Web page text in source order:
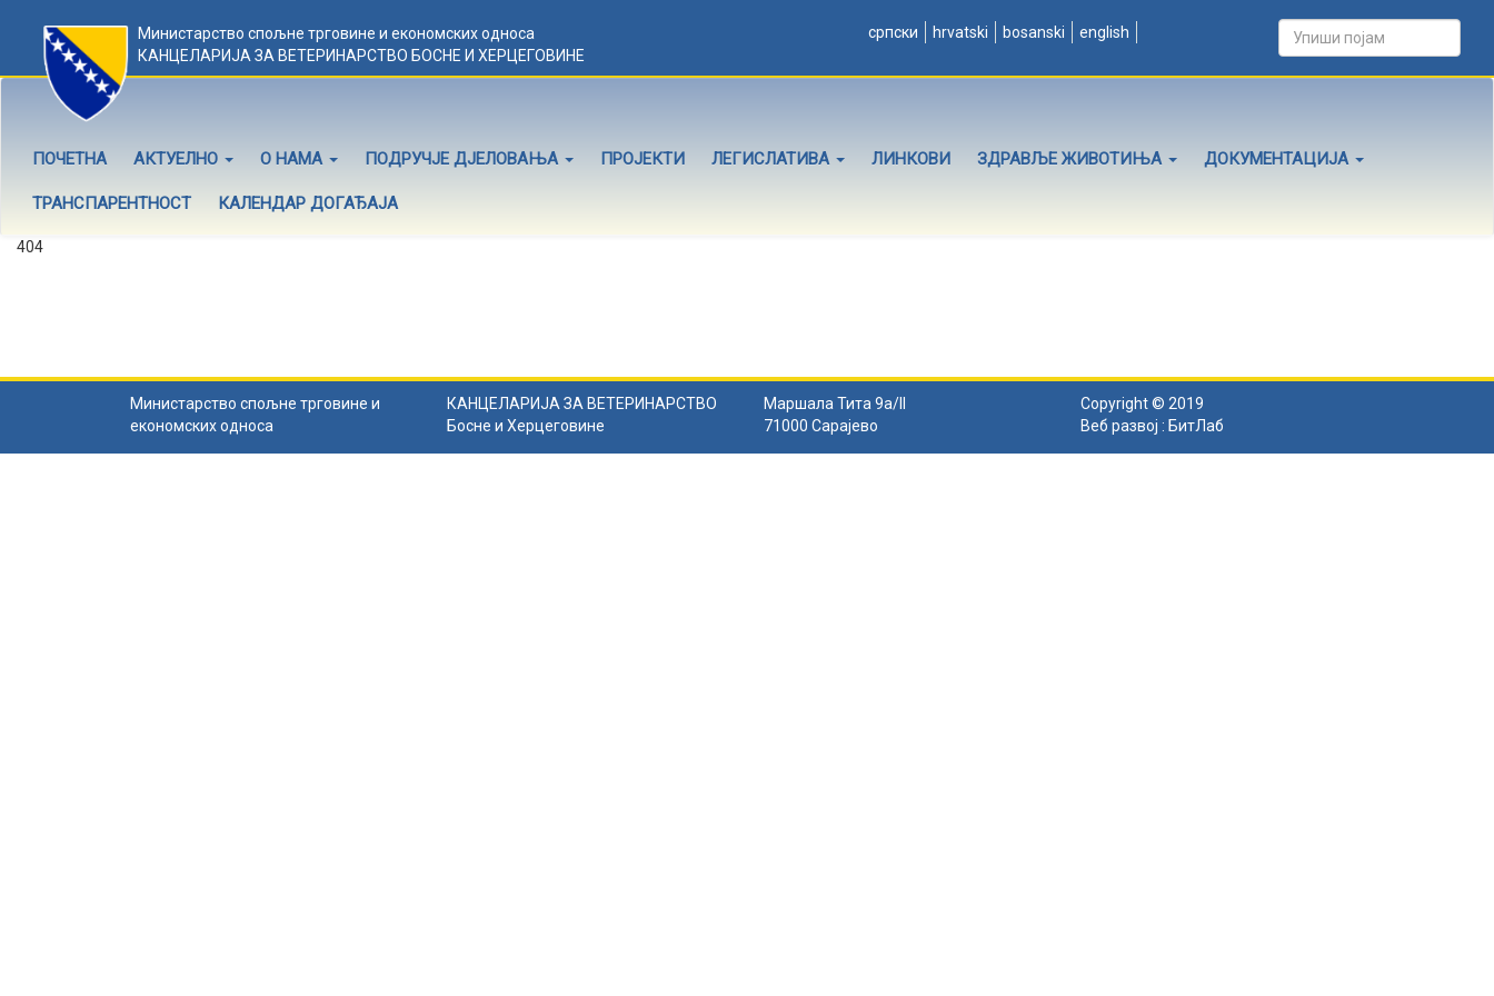
Министарство спољне трговине и економских односа
КАНЦЕЛАРИЈА ЗА ВЕТЕРИНАРСТВО БОСНЕ И ХЕРЦЕГОВИНЕ
српски hrvatski bosanski english
ПОЧЕТНА АКТУЕЛНО О НАМА ПОДРУЧЈЕ ДЈЕЛОВАЊА ПРОЈЕКТИ ЛЕГИСЛАТИВА ЛИНКОВИ ЗДРАВЉЕ ЖИВОТИЊА ДОКУМЕНТАЦИЈА
ТРАНСПАРЕНТНОСТ КАЛЕНДАР ДОГАЂАЈА
404
Министарство спољне трговине и
економских односа
КАНЦЕЛАРИЈА ЗА ВЕТЕРИНАРСТВО
Босне и Херцеговине
Маршала Тита 9а/II
71000 Сарајево
Copyright © 2019
Веб развој : БитЛаб